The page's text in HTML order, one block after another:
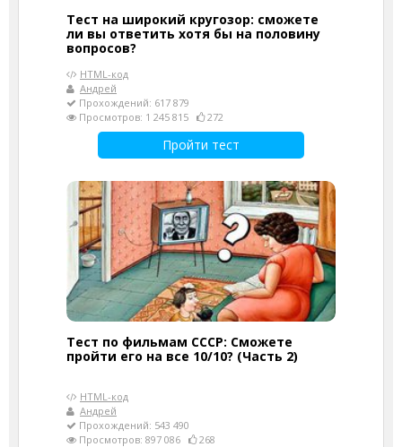
Тест на широкий кругозор: сможете
ли вы ответить хотя бы на половину
вопросов?
HTML-код
Андрей
Прохождений: 617 879
Просмотров: 1 245 815
272
Пройти тест
Тест по фильмам СССР: Сможете
пройти его на все 10/10? (Часть 2)
HTML-код
Андрей
Прохождений: 543 490
Просмотров: 897 086
268